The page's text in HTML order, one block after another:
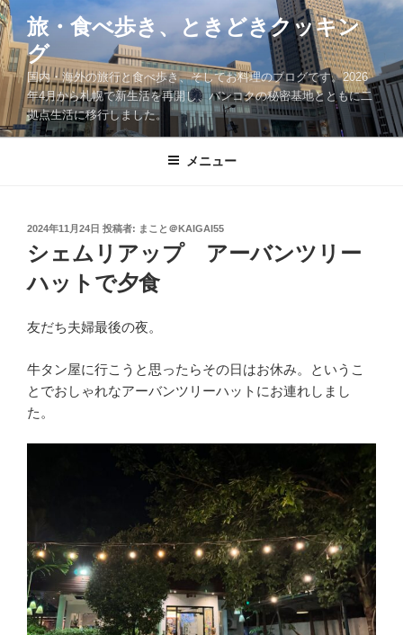
コ
ン
テ
ン
ツ
へ
ス
旅・食べ歩き、ときどきクッキン
グ
国内・海外の旅行と食べ歩き、そしてお料理のブログです。2026
年4月から札幌で新生活を再開し、バンコクの秘密基地とともに二
拠点生活に移行しました。
メニュー
投
稿
日:
2024年11月24日 投稿者: まこと＠KAIGAI55
シェムリアップ アーバンツリー
ハットで夕食
友だち夫婦最後の夜。
牛タン屋に行こうと思ったらその日はお休み。というこ
とでおしゃれなアーバンツリーハットにお連れしまし
た。